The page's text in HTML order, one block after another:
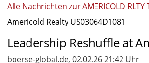
Alle Nachrichten zur AMERICOLD RLTY
Americold Realty US03064D1081
Leadership Reshuffle at
boerse-global.de, 02.02.26 21:42 Uhr